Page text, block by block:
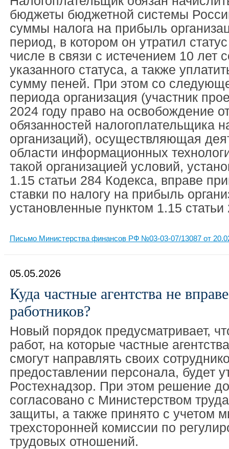
бюджеты бюджетной системы
суммы налога на прибыль
период, в котором он утратил
числе в связи с истечением 10 лет
указанного статуса, а также
сумму пеней. При этом со
периода организация (участник
2024 году право на освобождение
обязанностей налогоплательщика
организаций), осуществляющая
области информационных
такой организацией условий,
1.15 статьи 284 Кодекса, вправе
ставки по налогу на прибыль
установленные пунктом 1.15
Письмо Министерства финансов РФ №03-03-07/13087 от
05.05.2026
Куда частные агентства не
работников?
Новый порядок предусматривает,
работ, на которые частные
смогут направлять своих
предоставлении персонала, будет
Ростехнадзор. При этом решение
согласовано с Министерством
защиты, а также принято с учетом
трехсторонней комиссии по
трудовых отношений.